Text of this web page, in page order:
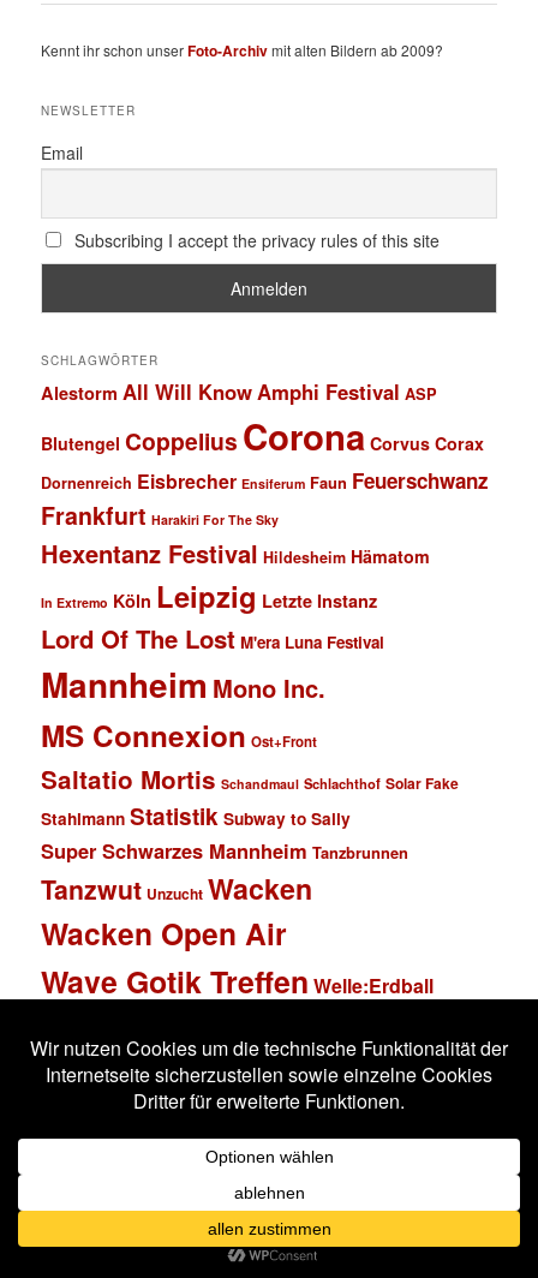
Kennt ihr schon unserFoto-Archivmit alten Bildern ab 2009?
NEWSLETTER
Email
Subscribing I accept the privacy rules of this site
SCHLAGWÖRTER
Alestorm All Will KnowAmphi Festival ASP
Blutengel Coppelius Corona Corvus Corax
Dornenreich Eisbrecher Ensiferum Faun Feuerschwanz
Frankfurt Harakiri For The Sky
Hexentanz Festival Hildesheim Hämatom
In Extremo Köln Leipzig Letzte Instanz
Lord Of The Lost M'era Luna Festival
Mannheim Mono Inc.
MS Connexion Ost+Front
Saltatio Mortis Schandmaul Schlachthof Solar Fake
Stahlmann Statistik Subway to Sally
Super Schwarzes Mannheim Tanzbrunnen
Tanzwut Unzucht Wacken
Wacken Open Air
Wave Gotik Treffen Welle:Erdball
Datenschutzerklärung Stolz präsentiert von WordPress